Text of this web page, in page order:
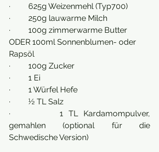
·         625g Weizenmehl (Typ700)
·         250g lauwarme Milch
·         100g zimmerwarme Butter
ODER 100ml Sonnenblumen- oder
Rapsöl
·         100g Zucker
·         1 Ei
·         1 Würfel Hefe
·         ½ TL Salz
·         1 TL Kardamompulver,
gemahlen (optional für die
Schwedische Version)